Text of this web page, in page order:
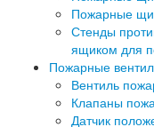
Пожарные
Стенды
ящиком для
Пожарные
Вентиль
Клапаны
Датчик